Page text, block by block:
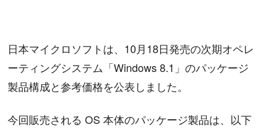
日本マイクロソフトは、10月18日発売の次期オペレ
ーティングシステム「Windows 8.1」のパッケージ
製品構成と参考価格を公表しました。
今回販売される OS 本体のパッケージ製品は、以下